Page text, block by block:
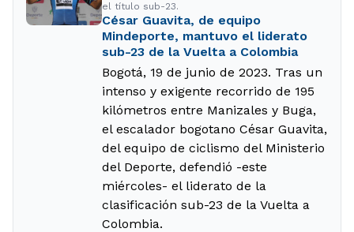
el título sub-23.
César Guavita, de equipo
Mindeporte, mantuvo el liderato
sub-23 de la Vuelta a Colombia
Bogotá, 19 de junio de 2023. Tras un
intenso y exigente recorrido de 195
kilómetros entre Manizales y Buga,
el escalador bogotano César Guavita,
del equipo de ciclismo del Ministerio
del Deporte, defendió -este
miércoles- el liderato de la
clasificación sub-23 de la Vuelta a
Colombia.